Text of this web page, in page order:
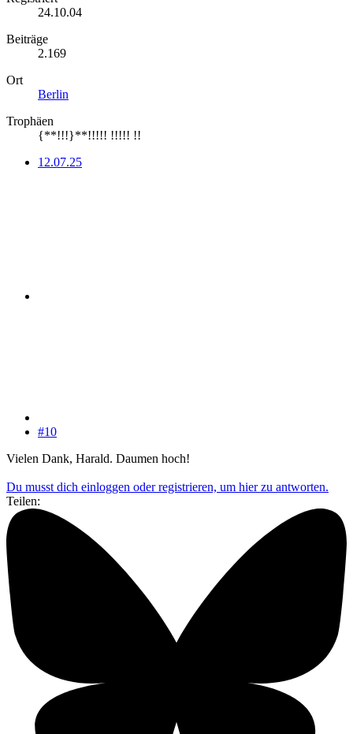
24.10.04
Beiträge
2.169
Ort
Berlin
Trophäen
{**!!!}**!!!!! !!!!! !!
12.07.25
#10
Vielen Dank, Harald. Daumen hoch!
Du musst dich einloggen oder registrieren, um hier zu antworten.
Teilen: